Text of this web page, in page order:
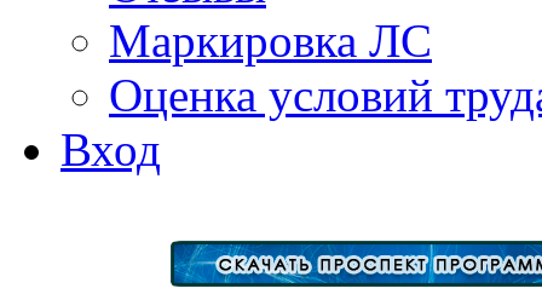
Маркировка ЛС
Оценка условий
Вход